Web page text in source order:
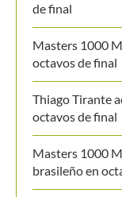
de final
Masters 1000
octavos de final
Thiago Tirante
octavos de final
Masters 1000
brasileño en